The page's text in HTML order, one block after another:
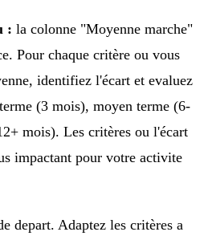
: la colonne "Moyenne marche"
Pour chaque critère ou vous
identifiez l'écart et evaluez
(3 mois), moyen terme (6-
mois). Les critères ou l'écart
impactant pour votre activite
depart. Adaptez les critères a